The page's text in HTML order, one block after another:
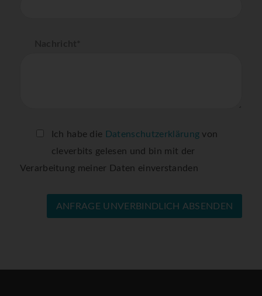
Bitte lasse dieses Feld leer.
Ich habe die Datenschutzerklärung von
cleverbits gelesen und bin mit der
Verarbeitung meiner Daten einverstanden